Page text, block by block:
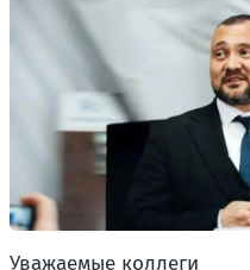
Уважаемые коллеги